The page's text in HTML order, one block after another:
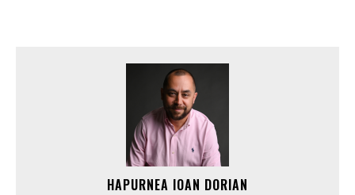
HAPURNEA IOAN DORIAN